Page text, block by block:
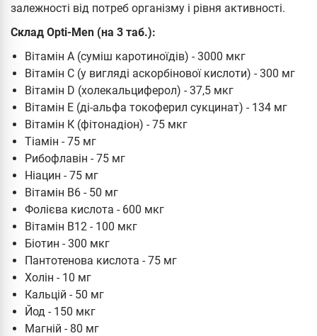
залежності від потреб організму і рівня активності.
Склад Opti-Men (на 3 таб.):
Вітамін А (суміш каротиноїдів) - 3000 мкг
Вітамін C (у вигляді аскорбінової кислоти) - 300 мг
Вітамін D (холекальциферол) - 37,5 мкг
Вітамін Е (ді-альфа токоферил сукцинат) - 134 мг
Вітамін К (фітонадіон) - 75 мкг
Тіамін - 75 мг
Рибофлавін - 75 мг
Ніацин - 75 мг
Вітамін В6 - 50 мг
Фолієва кислота - 600 мкг
Вітамін В12 - 100 мкг
Біотин - 300 мкг
Пантотенова кислота - 75 мг
Холін - 10 мг
Кальцій - 50 мг
Йод - 150 мкг
Магній - 80 мг